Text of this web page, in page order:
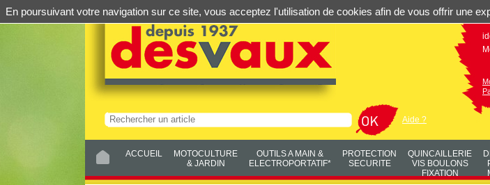
Aide ?
ACCUEIL
MOTOCULTURE
& JARDIN
OUTILS A MAIN &
ELECTROPORTATIF*
PROTECTION
SECURITE
QUINCAILLERIE
VIS BOULONS
FIXATION
En poursuivant votre navigation sur ce site, vous acceptez l'utilisation de cookies afin de vous offrir une